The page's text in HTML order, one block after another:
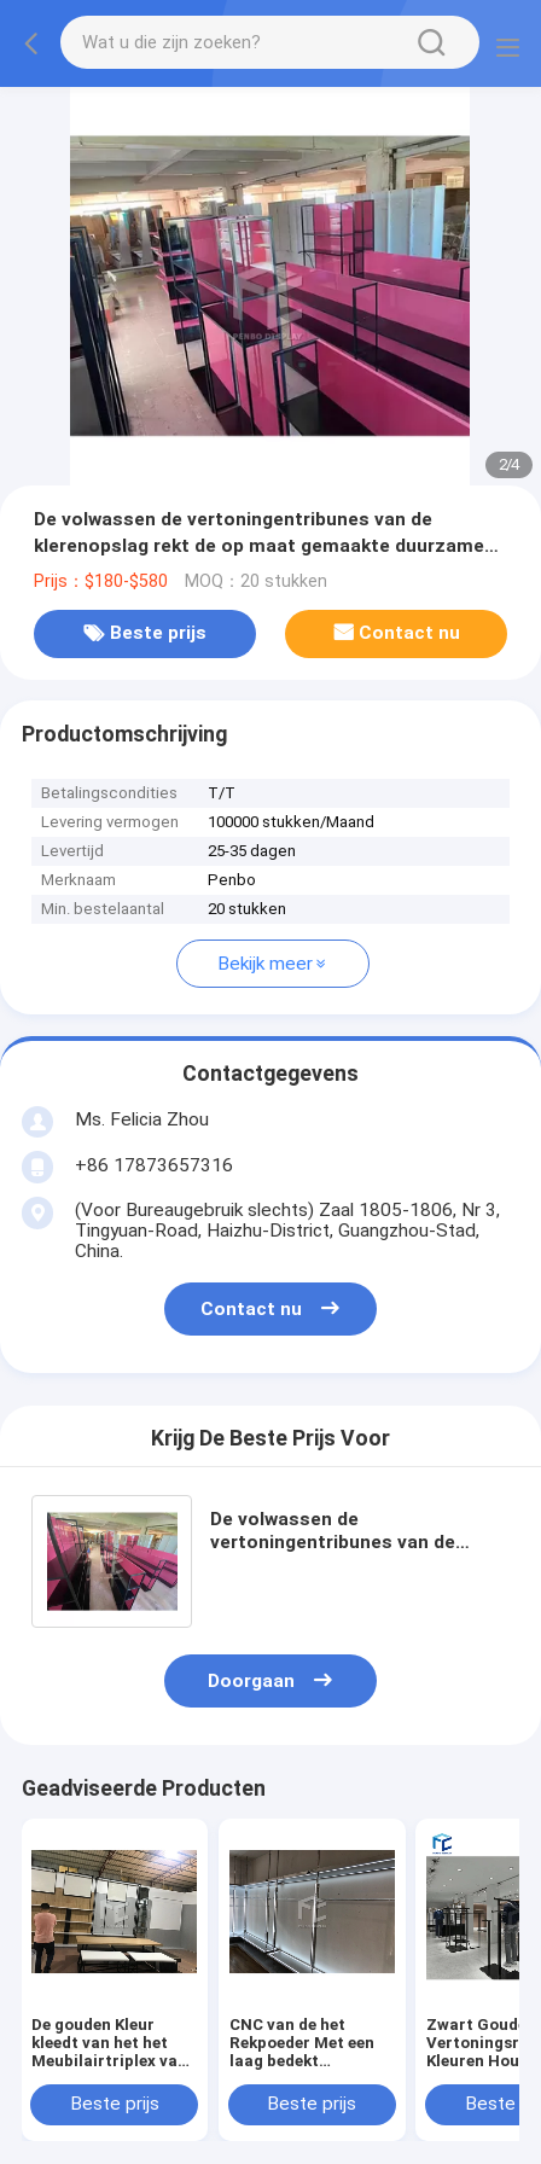
2/4
De volwassen de vertoningentribunes van de
klerenopslag rekt de op maat gemaakte duurzame
dienst
Prijs：$180-$580 MOQ：20 stukken
Beste prijs Contact nu
Productomschrijving
Betalingscondities
T/T
Levering vermogen
100000 stukken/Maand
Levertijd
25-35 dagen
Merknaam
Penbo
Min. bestelaantal
20 stukken
Bekijk meer
Contactgegevens
Ms. Felicia Zhou
+86 17873657316
(Voor Bureaugebruik slechts) Zaal 1805-1806, Nr 3,
Tingyuan-Road, Haizhu-District, Guangzhou-Stad,
China.
Contact nu
Krijg De Beste Prijs Voor
De volwassen de
vertoningentribunes van de
Doorgaan
Geadviseerde Producten
De gouden Kleur
kleedt van het het
Meubilairtriplex van
het Roestvrije
staalmateriaal
Beste prijs
CNC van de het
Rekpoeder Met een
laag bedekt
Kledingsvertoning de
Opslagmeubilair
Beste prijs
Zwart Gouden
Vertoningsrek
Kleuren
Binnenlands
Beste